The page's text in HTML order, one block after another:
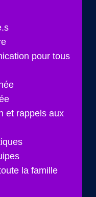
pour tous
et rappels aux
la famille